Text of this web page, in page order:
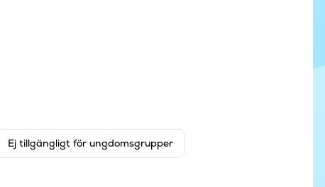
Ej tillgängligt för ungdomsgrupper